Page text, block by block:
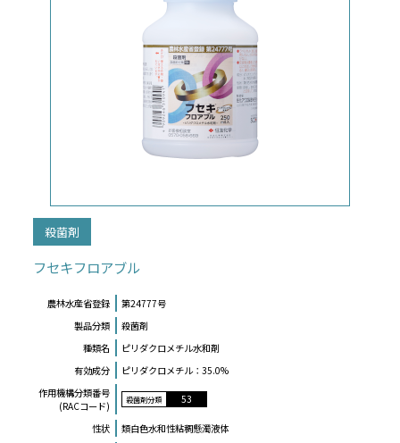
殺菌剤
フセキフロアブル
農林水産省登録
第24777号
製品分類
殺菌剤
種類名
ピリダクロメチル水和剤
有効成分
ピリダクロメチル：35.0%
作⽤機構分類番号
(RACコード)
殺菌剤分類 53
性状
類白色水和性粘稠懸濁液体